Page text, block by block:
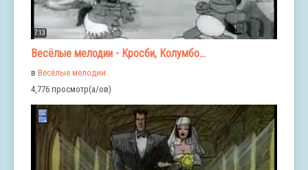
7:13
Весёлые мелодии - Кросби, Колумбо...
в Весёлые мелодии
4,776 просмотр(а/ов)